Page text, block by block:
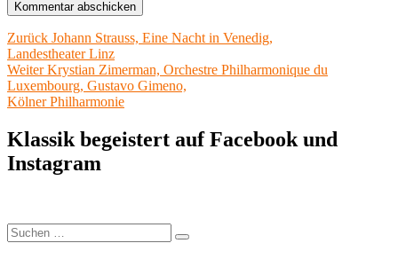
Beitragsnavigation
Zurück Vorheriger
Beitrag:
Johann Strauss, Eine Nacht in Venedig,
Landestheater Linz
Weiter Nächster
Beitrag:
Krystian Zimerman, Orchestre Philharmonique du
Luxembourg, Gustavo Gimeno,
Kölner Philharmonie
Klassik begeistert auf Facebook und
Instagram
Suchen
nach:
Suchen